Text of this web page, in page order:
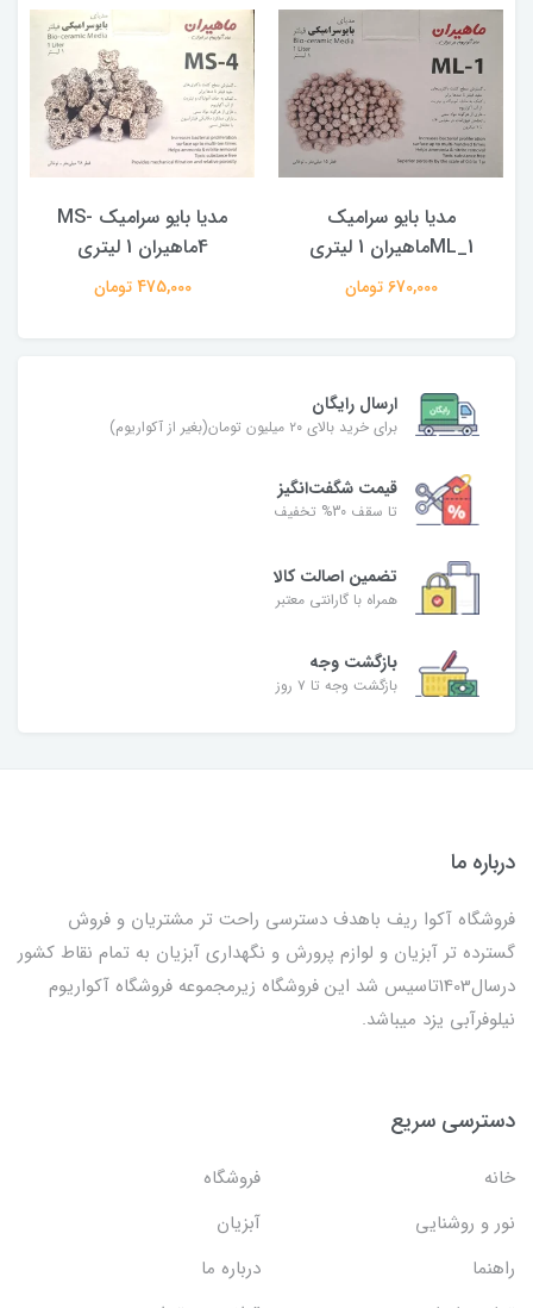
مدیا بایو سرامیک
ML_1ماهیران 1 لیتری
670,000 تومان
مدیا بایو سرامیک MS-
4ماهیران 1 لیتری
475,000 تومان
ارسال رایگان
برای خرید بالای ۲۰ میلیون تومان(بغیر از آکواریوم)
قیمت شگفت‌انگیز
تا سقف 30% تخفیف
تضمین اصالت کالا
همراه با گارانتی معتبر
بازگشت وجه
بازگشت وجه تا ۷ روز
درباره ما
فروشگاه آکوا ریف باهدف دسترسی راحت تر مشتریان و فروش
گسترده تر آبزیان و لوازم پرورش و نگهداری آبزیان به تمام نقاط کشور
درسال1403تاسیس شد این فروشگاه زیرمجموعه فروشگاه آکواریوم
نیلوفرآبی یزد میباشد.
دسترسی سریع
خانه
فروشگاه
نور و روشنایی
آبزیان
راهنما
درباره ما